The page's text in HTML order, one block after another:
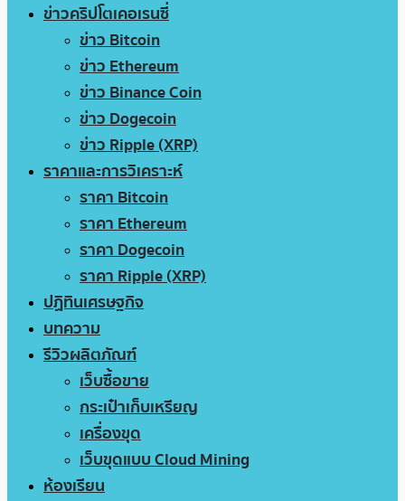
ข่าวคริปโตเคอเรนซี่
ข่าว Bitcoin
ข่าว Ethereum
ข่าว Binance Coin
ข่าว Dogecoin
ข่าว Ripple (XRP)
ราคาและการวิเคราะห์
ราคา Bitcoin
ราคา Ethereum
ราคา Dogecoin
ราคา Ripple (XRP)
ปฏิทินเศรษฐกิจ
บทความ
รีวิวผลิตภัณฑ์
เว็บซื้อขาย
กระเป๋าเก็บเหรียญ
เครื่องขุด
เว็บขุดแบบ Cloud Mining
ห้องเรียน